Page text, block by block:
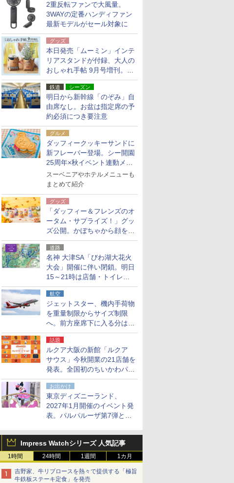
2重反転ファンで大風量。
3WAYの定番ハンディファン
最新モデルがセール対象に
グッズ
本日発売「ムーミン」インテ
リアスタンドが付録、大人の
おしゃれ手帖 9月号増刊。レ
ザー調で高級感ある2個セッ
ト鉄道 シーズン
明日から新幹線「のぞみ」自
由席なし。お盆は指定席の予
約必須につき要注意
グルメ
ダッフィークッキーサンドに
新フレーバー登場。シー開園
25周年×秋イベント連動メニ
ュー
スーベニアやホテルメニューも
まとめて紹介
グッズ
「ダッフィー＆フレンズのオ
ータム・サプライズ！」グッ
ズ公開。かぼちゃから顔をの
ぞかせたぬいぐるみチャーム
ほか
道路
名神 大津SA「びわ湖大花火
大会」開催に伴い閉鎖。明日
15～21時は店舗・トイレ・
駐車場の利用不可
航空
ジェットスター、機内手荷物
を重量制限からサイズ制限
へ。前方座席下に入る分はす
べての運賃で無料に
話題
ルクア大阪の新館「ルクア
サウス」今秋開業の21店舗を
発表。全国初のちいかわパー
クストア/サンリオ新業態1号
店など
お出かけ
東京ディズニーランド、
2027年1月開催のイベント発
表。パルパルーザ第7弾とし
ド」を再演
Impress Watchシリーズ 人気記事
1時間 24時間 1週間 1カ月
吉野家、牛リブロースを熱々で提供する「極旨
牛鉄板ステーキ定食」を発売